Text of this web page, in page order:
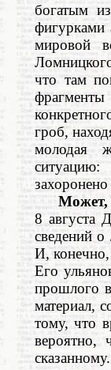
богатым
фигурками
мировой
что там
гроб,
молодая
Может,
8 августа
сведений
И,
Его
прошлого
материал,
тому, что
вероятно,
сказанному.